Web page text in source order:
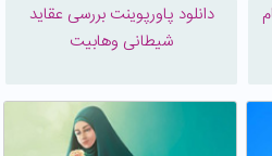
دانلود پاورپوینت بررسی عقاید
شیطانی وهابیت